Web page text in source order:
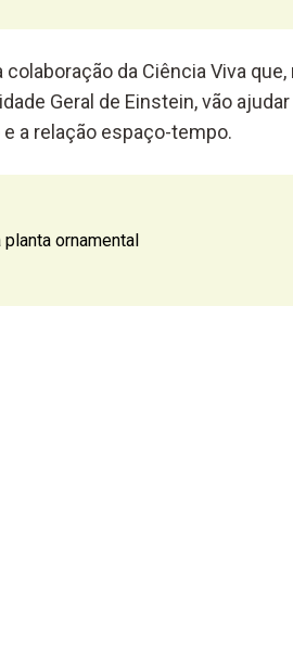
da Ciência Viva que,
Geral de Einstein, vão ajudar
a relação espaço-tempo.
ornamental